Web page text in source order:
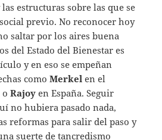
estructuras sobre las que se
previo. No reconocer hoy
saltar por los aires buena
del Estado del Bienestar es
y en eso se empeñan
comoMerkel en el
oRajoy en España. Seguir
no hubiera pasado nada,
reformas para salir del paso y
suerte de tancredismo